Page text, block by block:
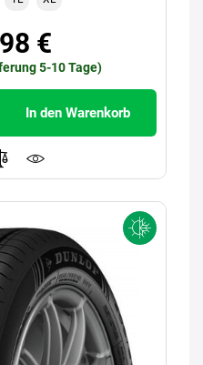
€
5-10 Tage)
In den Warenkorb